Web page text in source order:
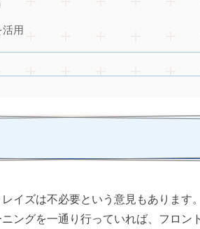
用
イズは不必要という意見もあります。
ングを一通り行っていれば、フロン